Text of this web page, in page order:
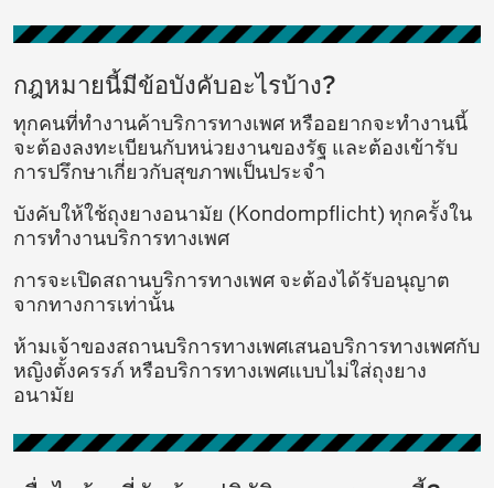
กฎหมายนี้มีข้อบังคับอะไรบ้าง?
ทุกคนที่ทำงานค้าบริการทางเพศ หรืออยากจะทำงานนี้
จะต้องลงทะเบียนกับหน่วยงานของรัฐ และต้องเข้ารับ
การปรึกษาเกี่ยวกับสุขภาพเป็นประจำ
บังคับให้ใช้ถุงยางอนามัย (Kondompflicht) ทุกครั้งใน
การทำงานบริการทางเพศ
การจะเปิดสถานบริการทางเพศ จะต้องได้รับอนุญาต
จากทางการเท่านั้น
ห้ามเจ้าของสถานบริการทางเพศเสนอบริการทางเพศกับ
หญิงตั้งครรภ์ หรือบริการทางเพศแบบไม่ใส่ถุงยาง
อนามัย